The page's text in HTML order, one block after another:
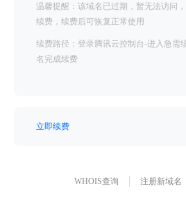
温馨提醒：该域名已过期，暂无法访问
续费，续费后可恢复正常使用
续费路径：登录腾讯云控制台-进入急需
名完成续费
立即续费
WHOIS查询 注册新域名